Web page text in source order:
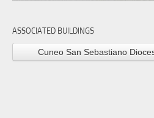
ASSOCIATED BUILDINGS
Cuneo San Sebastiano